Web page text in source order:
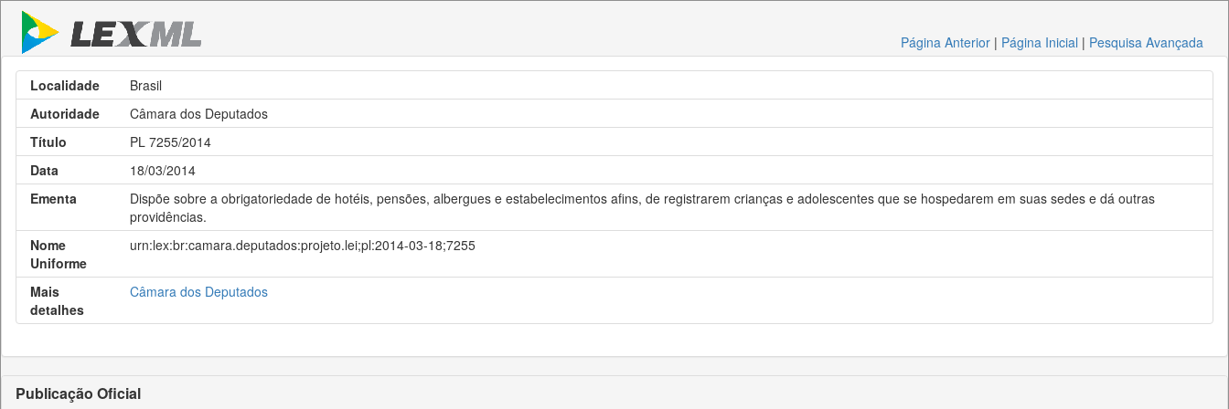
Página Anterior | Página Inicial | Pesquisa Avançada
Localidade
Brasil
Autoridade
Câmara dos Deputados
Título
PL 7255/2014
Data
18/03/2014
Ementa
Dispõe sobre a obrigatoriedade de hotéis, pensões, albergues e estabelecimentos afins, de registrarem crianças e adolescentes que se hospedarem em suas sedes e dá outras
providências.
Nome
Uniforme
urn:lex:br:camara.deputados:projeto.lei;pl:2014-03-18;7255
Mais
detalhes
Câmara dos Deputados
Publicação Oficial